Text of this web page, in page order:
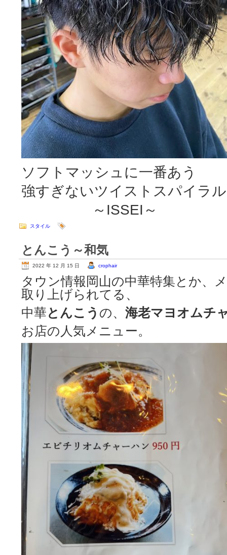
ソフトマッシュに一番あう
強すぎないツイストスパイラル
～ISSEI～
スタイル
とんこう～和気
2022 年 12 月 15 日 crophair
タウン情報岡山の中華特集とか、
取り上げられてる、
中華とんこう の、 海老マヨオムチ
お店の人気メニュー。